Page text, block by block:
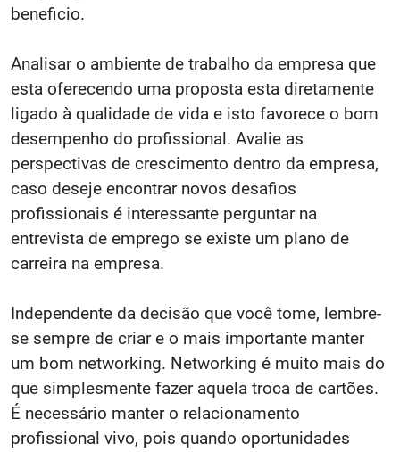
beneficio.
Analisar o ambiente de trabalho da empresa que
esta oferecendo uma proposta esta diretamente
ligado à qualidade de vida e isto favorece o bom
desempenho do profissional. Avalie as
perspectivas de crescimento dentro da empresa,
caso deseje encontrar novos desafios
profissionais é interessante perguntar na
entrevista de emprego se existe um plano de
carreira na empresa.
Independente da decisão que você tome, lembre-
se sempre de criar e o mais importante manter
um bom networking. Networking é muito mais do
que simplesmente fazer aquela troca de cartões.
É necessário manter o relacionamento
profissional vivo, pois quando oportunidades